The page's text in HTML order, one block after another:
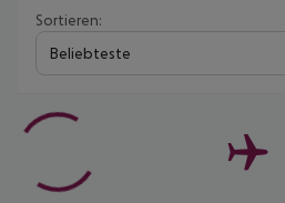
Sortieren:
Beliebteste